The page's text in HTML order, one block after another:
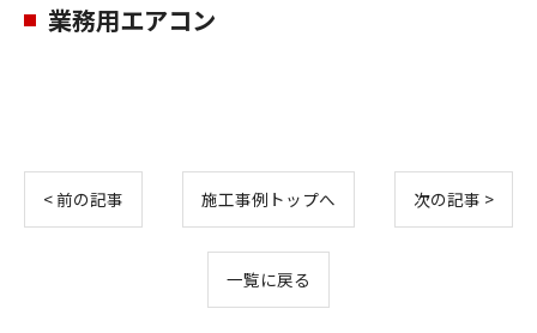
業務用エアコン
< 前の記事 施工事例トップへ 次の記事 >
一覧に戻る